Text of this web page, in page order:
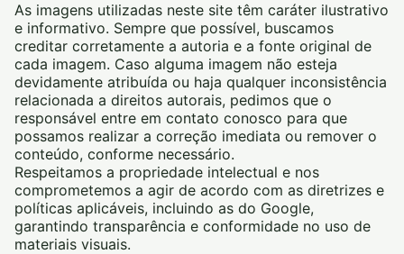
As imagens utilizadas neste site têm caráter ilustrativo
e informativo. Sempre que possível, buscamos
creditar corretamente a autoria e a fonte original de
cada imagem. Caso alguma imagem não esteja
devidamente atribuída ou haja qualquer inconsistência
relacionada a direitos autorais, pedimos que o
responsável entre em contato conosco para que
possamos realizar a correção imediata ou remover o
conteúdo, conforme necessário.
Respeitamos a propriedade intelectual e nos
comprometemos a agir de acordo com as diretrizes e
políticas aplicáveis, incluindo as do Google,
garantindo transparência e conformidade no uso de
materiais visuais.